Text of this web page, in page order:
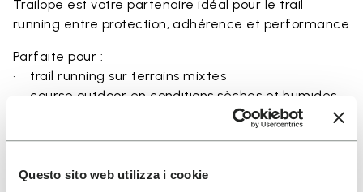
Questo sito web utilizza i cookie
Trailope est votre partenaire idéal pour le trail
running entre protection, adhérence et performance
Parfaite pour :
• trail running sur terrains mixtes
• course outdoor en conditions sèches et humides
• utilisateurs recherchant durabilité et maintien